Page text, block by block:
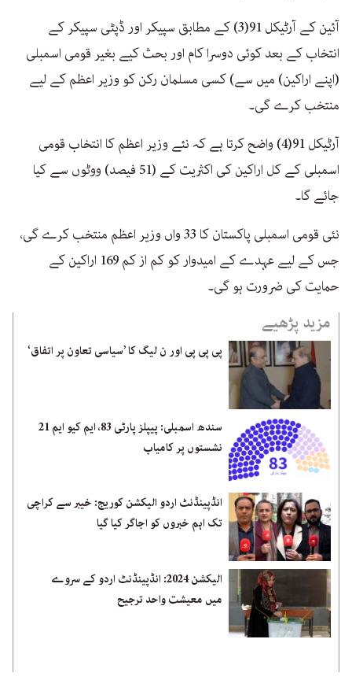
آئین کے آرٹیکل 91(3) کے مطابق سپیکر اور ڈپٹی سپیکر کے
انتخاب کے بعد کوئی دوسرا کام اور بحث کیے بغیر قومی اسمبلی
(اپنے اراکین) میں سے) کسی مسلمان رکن کو وزیر اعظم کے لیے
منتخب کرے گی۔
آرٹیکل 91(4) واضح کرتا ہے کہ نئے وزیر اعظم کا انتخاب قومی
اسمبلی کے کل اراکین کی اکثریت کے (51 فیصد) ووٹوں سے کیا
جائے گا۔
نئی قومی اسمبلی پاکستان کا 33 واں وزیر اعظم منتخب کرے گی،
جس کے لیے عہدے کے امیدوار کو کم از کم 169 اراکین کے
حمایت کی ضرورت ہو گی۔
مزید پڑھیے
پی پی پی اور ن لیگ کا ’سیاسی تعاون پر اتفاق‘
سندھ اسمبلی: پیپلز پارٹی 83، ایم کیو ایم 21
نشستوں پر کامیاب
انڈپینڈنٹ اردو الیکشن کوریج: خیبر سے کراچی
تک اہم خبروں کو اجاگر کیا گیا
الیکشن 2024: انڈپینڈنٹ اردو کے سروے
میں معیشت واحد ترجیح